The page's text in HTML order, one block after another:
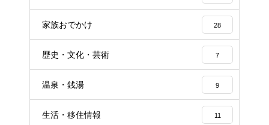
家族おでかけ 28
歴史・文化・芸術 7
温泉・銭湯 9
生活・移住情報 11